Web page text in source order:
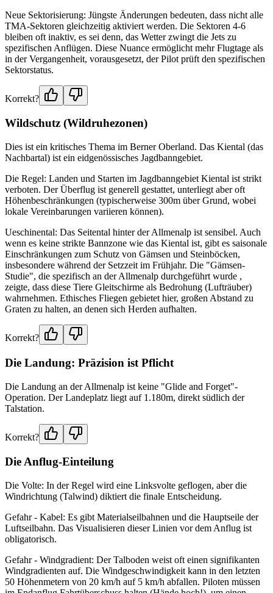
Neue Sektorisierung: Jüngste Änderungen bedeuten, dass nicht alle
TMA-Sektoren gleichzeitig aktiviert werden. Die Sektoren 4-6
bleiben oft inaktiv, es sei denn, das Wetter zwingt die Jets zu
spezifischen Anflügen. Diese Nuance ermöglicht mehr Flugtage als
in der Vergangenheit, vorausgesetzt, der Pilot prüft den spezifischen
Sektorstatus.
Korrekt?
Wildschutz (Wildruhezonen)
Dies ist ein kritisches Thema im Berner Oberland. Das Kiental (das
Nachbartal) ist ein eidgenössisches Jagdbanngebiet.
Die Regel: Landen und Starten im Jagdbanngebiet Kiental ist strikt
verboten. Der Überflug ist generell gestattet, unterliegt aber oft
Höhenbeschränkungen (typischerweise 300m über Grund, wobei
lokale Vereinbarungen variieren können).
Ueschinental: Das Seitental hinter der Allmenalp ist sensibel. Auch
wenn es keine strikte Bannzone wie das Kiental ist, gibt es saisonale
Einschränkungen zum Schutz von Gämsen und Steinböcken,
insbesondere während der Setzzeit im Frühjahr. Die "Gämsen-
Studie", die spezifisch an der Allmenalp durchgeführt wurde ,
zeigte, dass diese Tiere Gleitschirme als Bedrohung (Lufträuber)
wahrnehmen. Ethisches Fliegen gebietet hier, großen Abstand zu
Graten zu halten, an denen sich Herden aufhalten.
Korrekt?
Die Landung: Präzision ist Pflicht
Die Landung an der Allmenalp ist keine "Glide and Forget"-
Operation. Der Landeplatz liegt auf 1.180m, direkt südlich der
Talstation.
Korrekt?
Die Anflug-Einteilung
Die Volte: In der Regel wird eine Linksvolte geflogen, aber die
Windrichtung (Talwind) diktiert die finale Entscheidung.
Gefahr - Kabel: Es gibt Materialseilbahnen und die Hauptseile der
Luftseilbahn. Das Visualisieren dieser Linien vor dem Anflug ist
obligatorisch.
Gefahr - Windgradient: Der Talboden weist oft einen signifikanten
Windgradienten auf. Die Windgeschwindigkeit kann in den letzten
50 Höhenmetern von 20 km/h auf 5 km/h abfallen. Piloten müssen